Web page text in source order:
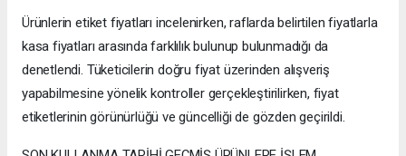
Ürünlerin etiket fiyatları incelenirken, raflarda belirtilen fiyatlarla
kasa fiyatları arasında farklılık bulunup bulunmadığı da
denetlendi. Tüketicilerin doğru fiyat üzerinden alışveriş
yapabilmesine yönelik kontroller gerçekleştirilirken, fiyat
etiketlerinin görünürlüğü ve güncelliği de gözden geçirildi.